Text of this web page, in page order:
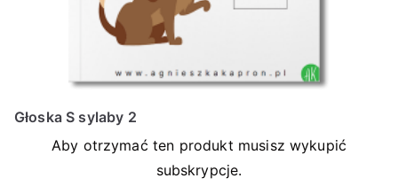
Głoska S sylaby 2
Aby otrzymać ten produkt musisz wykupić
subskrypcje.